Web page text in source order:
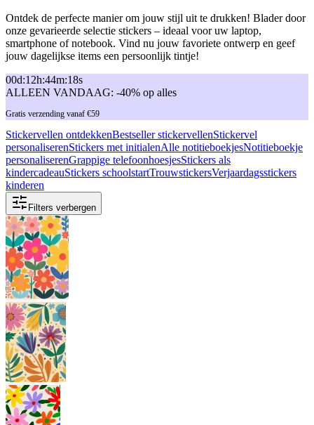
Ontdek de perfecte manier om jouw stijl uit te drukken! Blader door
onze gevarieerde selectie stickers – ideaal voor uw laptop,
smartphone of notebook. Vind nu jouw favoriete ontwerp en geef
jouw dagelijkse items een persoonlijk tintje!
00d:12h:44m:18s
ALLEEN VANDAAG: -40% op alles
Gratis verzending vanaf €59
Stickervellen ontdekkenBestseller stickervellenStickervel
personaliserenStickers met initialenAlle notitieboekjesNotitieboekje
personaliserenGrappige telefoonhoesjesStickers als
kindercadeauStickers schoolstartTrouwstickersVerjaardagsstickers
kinderen
Filters verbergen